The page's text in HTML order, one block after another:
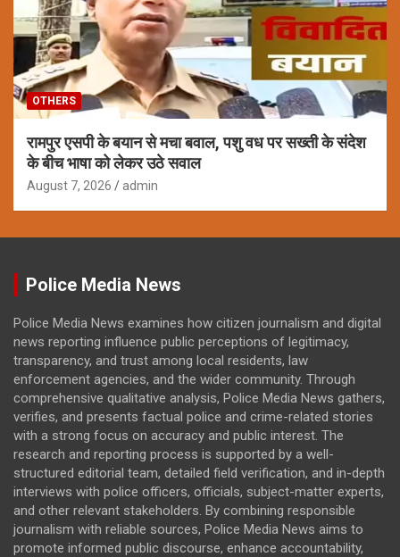
OTHERS
रामपुर एसपी के बयान से मचा बवाल, पशु वध पर सख्ती के संदेश
के बीच भाषा को लेकर उठे सवाल
August 7, 2026 admin
Police Media News
Police Media News examines how citizen journalism and digital
news reporting influence public perceptions of legitimacy,
transparency, and trust among local residents, law
enforcement agencies, and the wider community. Through
comprehensive qualitative analysis, Police Media News gathers,
verifies, and presents factual police and crime-related stories
with a strong focus on accuracy and public interest. The
research and reporting process is supported by a well-
structured editorial team, detailed field verification, and in-depth
interviews with police officers, officials, subject-matter experts,
and other relevant stakeholders. By combining responsible
journalism with reliable sources, Police Media News aims to
promote informed public discourse, enhance accountability,